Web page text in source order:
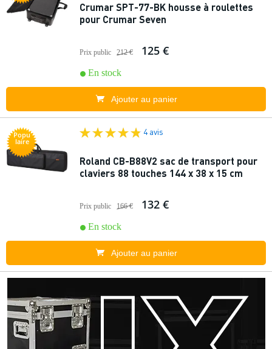
Crumar SPT-77-BK housse à roulettes
pour Crumar Seven
Prix public 212 € 125 €
En stock
Ajouter au panier
Popu
laire
4 avis
Roland CB-B88V2 sac de transport pour
claviers 88 touches 144 x 38 x 15 cm
Prix public 166 € 132 €
En stock
Ajouter au panier